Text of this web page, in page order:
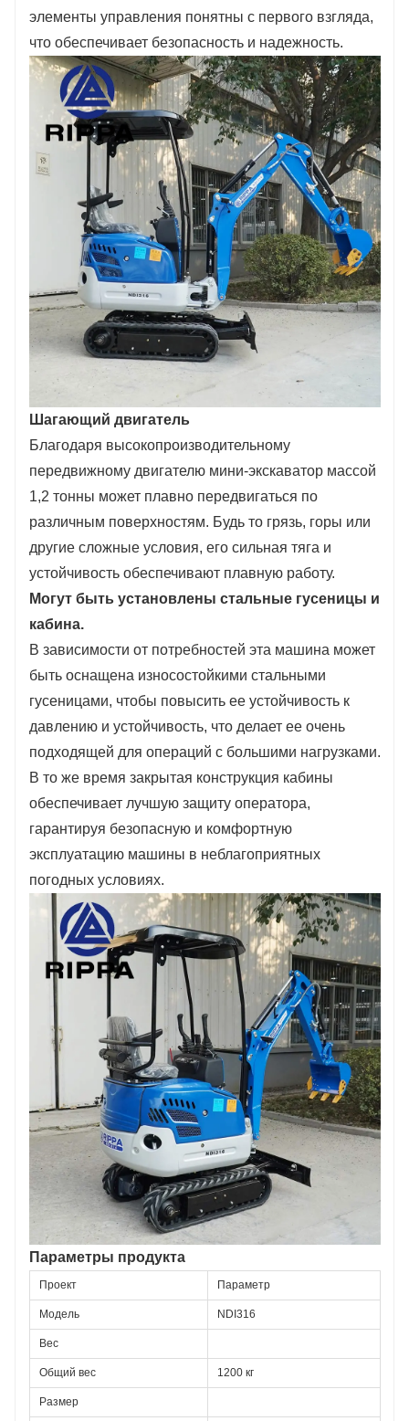
элементы управления понятны с первого взгляда,
что обеспечивает безопасность и надежность.
Шагающий двигатель
Благодаря высокопроизводительному
передвижному двигателю мини-экскаватор массой
1,2 тонны может плавно передвигаться по
различным поверхностям. Будь то грязь, горы или
другие сложные условия, его сильная тяга и
устойчивость обеспечивают плавную работу.
Могут быть установлены стальные гусеницы и
кабина.
В зависимости от потребностей эта машина может
быть оснащена износостойкими стальными
гусеницами, чтобы повысить ее устойчивость к
давлению и устойчивость, что делает ее очень
подходящей для операций с большими нагрузками.
В то же время закрытая конструкция кабины
обеспечивает лучшую защиту оператора,
гарантируя безопасную и комфортную
эксплуатацию машины в неблагоприятных
погодных условиях.
Параметры продукта
Проект Параметр
Модель NDI316
Вес
Общий вес 1200 кг
Размер